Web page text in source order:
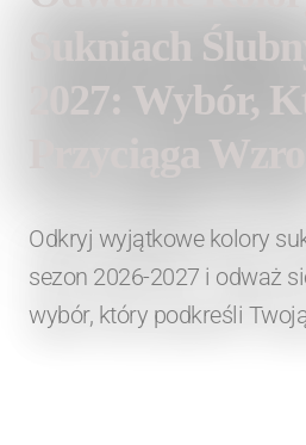
Sukniach
2027: Wybór,
Przyciąga Wzrok
Odkryj wyjątkowe kolory
sezon 2026-2027 i odważ
wybór, który podkreśli